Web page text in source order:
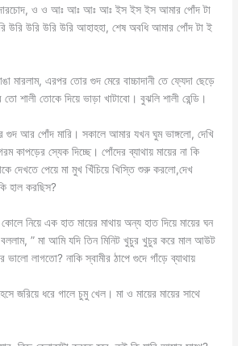
মাদারচোদ, ও ও আঃ আঃ আঃ আঃ ইস ইস ইস আমার পোঁদ টা
উরি উরি উরি উরি আহাহহা, শেষ অবধি আমার পোঁদ টা ই
এরপর তোর গুদ মেরে বাচ্চাদানী তে ফ্যেদা ছেড়ে
শালী তোকে দিয়ে ভাড়া খাটাবো। বুঝলি শালী রেন্ডি।
গুদ আর পোঁদ মারি। সকালে আমার যখন ঘুম ভাঙ্গলো, দেখি
কাপড়ের স্যেক দিচ্ছে। পোঁদের ব্যাথায় মায়ের না কি
দেখতে পেয়ে মা মুখ খিঁচিয়ে খিস্তি শুরু করলো,দেখ
হাল করছিস?
কোলে নিয়ে এক হাত মায়ের মাথায় অন্য হাত দিয়ে মায়ের ঘন
বললাম, ” মা আমি যদি তিন মিনিট খুচুর খুচুর করে মাল আউট
লাগতো? নাকি স্বামীর ঠাপে গুদে গাঁড়ে ব্যাথায়
জরিয়ে ধরে গালে চুমু খেল। মা ও মায়ের মায়ের সাথে